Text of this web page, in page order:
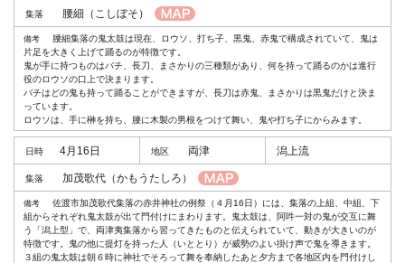
腰細 （こしぼそ）
腰細集落の鬼太鼓は現在、ロウソ、打ち子、黒鬼、赤鬼で構成されていて、鬼は
片足を大きく上げて踊るのが特徴です。
鬼が手に持つものはバチ、長刀、まさかりの三種類があり、何を持って踊るのかは進行
役のロウソの口上で決まります。
バチはどの鬼も持って踊ることができますが、長刀は赤鬼、まさかりは黒鬼だけと決ま
っています。
ロウソは、手に榊を持ち、腰に木製の男根をつけて舞い、鬼や打ち子にからみます。
潟上流
4月16日 両津
加茂歌代（かもうたしろ）
佐渡市加茂歌代集落の赤井神社の例祭（４月16日）には、集落の上組、中組、下
組からそれぞれ鬼太鼓が出て門付けにまわります。鬼太鼓は、阿吽一対の鬼が交互に舞
う「潟上型」で、両津夷集落から習ってきたものと伝えられていて、動きが大きいのが
特徴です。鬼の他に提灯を持った人（いととり）が威勢のよい掛け声で鬼を導きます。
３組の鬼太鼓は朝６時に神社でそろって舞を奉納したあと夕方まで各地区内を門付けし